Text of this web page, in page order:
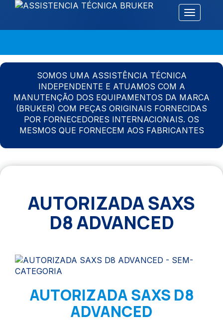
Alternar
SOMOS UMA ASSISTÊNCIA TÉCNICA
INDEPENDENTE E ATUAMOS COM A
MANUTENÇÃO DOS EQUIPAMENTOS DA MARCA
(BRUKER) COM PEÇAS ORIGINAIS FORNECIDAS
POR FORNECEDORES INTERNACIONAIS. OS
MESMOS QUE FORNECEM AOS FABRICANTES
AUTORIZADA SAXS
D8 ADVANCED
AUTORIZADA SAXS D8
ADVANCED